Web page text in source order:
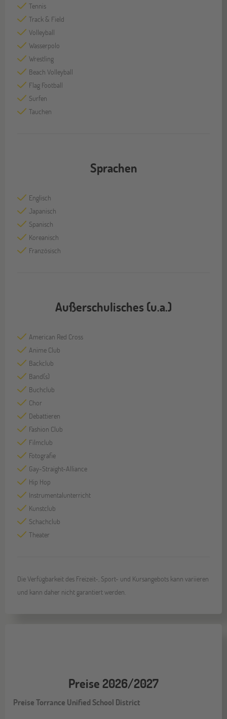
Tennis
Track & Field
Volleyball
Wasserpolo
Wrestling
Beach Volleyball
Flag Football
Surfen
Tauchen
Sprachen
Englisch
Japanisch
Spanisch
Koreanisch
Französisch
Außerschulisches (u.a.)
American Red Cross
Anime Club
Backclub
Band(s)
Buchclub
Chor
Debattieren
Fashion Club
Filmclub
Fotografie
Gay-Straight-Alliance
Hip Hop
Instrumentalunterricht
Kunstclub
Schachclub
Theater
Die Verfügbarkeit des Freizeit-, Sport- und Kursangebots kann variieren
und kann daher nicht garantiert werden.
Preise 2026/2027
Preise Torrance Unified School District